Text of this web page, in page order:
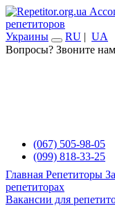
репетиторов
Украины
RU | UA
Вопросы? Звоните
(067) 505-98-05
(099) 818-33-25
Главная Репетиторы
репетиторах
Вакансии для